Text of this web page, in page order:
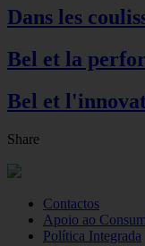
Dans les
Bel et la
Bel et
Share
Contactos
Apoio ao
Política Integrada